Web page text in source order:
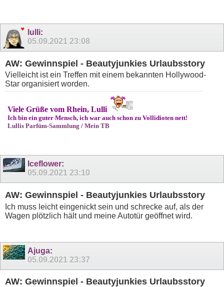
lulli:
05.09.2021 23:08
AW: Gewinnspiel - Beautyjunkies Urlaubsstory
Vielleicht ist ein Treffen mit einem bekannten Hollywood-
Star organisiert worden.
Viele Grüße vom Rhein, Lulli
Ich bin ein guter Mensch, ich war auch schon zu Vollidioten nett!
Lullis Parfüm-Sammlung / Mein TB
Iceflower:
05.09.2021 23:10
AW: Gewinnspiel - Beautyjunkies Urlaubsstory
Ich muss leicht eingenickt sein und schrecke auf, als der
Wagen plötzlich hält und meine Autotür geöffnet wird.
Ajuga:
05.09.2021 23:37
AW: Gewinnspiel - Beautyjunkies Urlaubsstory